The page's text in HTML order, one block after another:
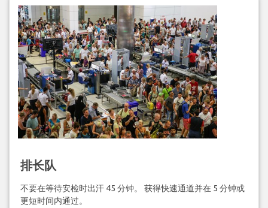
排长队
不要在等待安检时出汗 45 分钟。 获得快速通道并在 5 分钟或
更短时间内通过。